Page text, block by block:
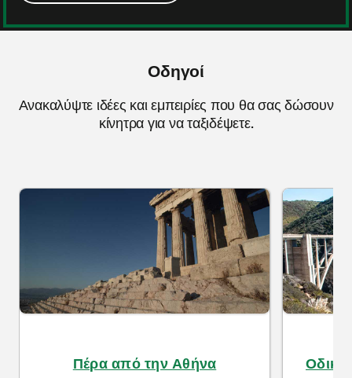
Οδηγοί
Ανακαλύψτε ιδέες και εμπειρίες που θα σας δώσουν
κίνητρα για να ταξιδέψετε.
Πέρα από την Αθήνα Οδικό